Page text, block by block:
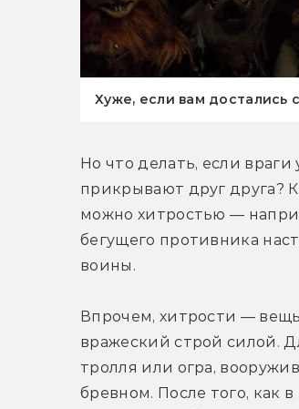
Хуже, если вам достались
Но что делать, если
прикрывают друг друга?
можно хитростью —
бегущего противника
воины.
Впрочем, хитрости —
вражеский строй силой.
тролля или огра,
бревном. После того, как